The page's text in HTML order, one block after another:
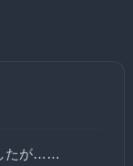
たが……